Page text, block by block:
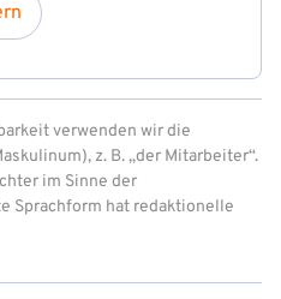
verwenden wir die
z. B. „der Mitarbeiter“.
im Sinne der
Sprachform hat redaktionelle